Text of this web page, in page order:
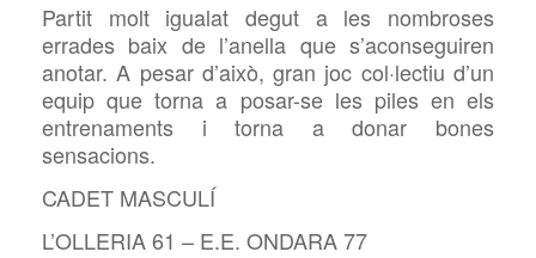
Partit molt igualat degut a les nombroses
errades baix de l’anella que s’aconseguiren
anotar. A pesar d’això, gran joc col·lectiu d’un
equip que torna a posar-se les piles en els
entrenaments i torna a donar bones
sensacions.
CADET MASCULÍ
L’OLLERIA 61 – E.E. ONDARA 77